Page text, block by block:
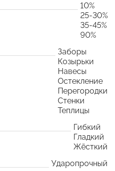
10%
25-30%
35-45%
90%
Заборы
Козырьки
Навесы
Остекление
Перегородки
Стенки
Теплицы
Гибкий
Гладкий
Жёсткий
Ударопрочный